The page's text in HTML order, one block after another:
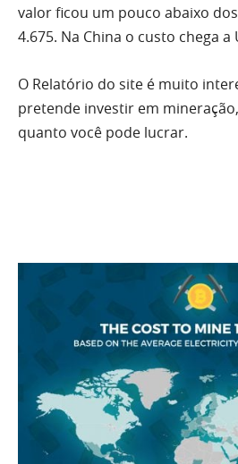
valor ficou um pouco abaixo dos
4.675. Na China o custo chega a
O Relatório do site é muito
pretende investir em
quanto você pode lucrar.